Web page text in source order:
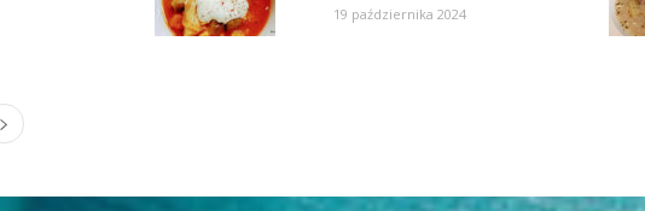
19 października 2024